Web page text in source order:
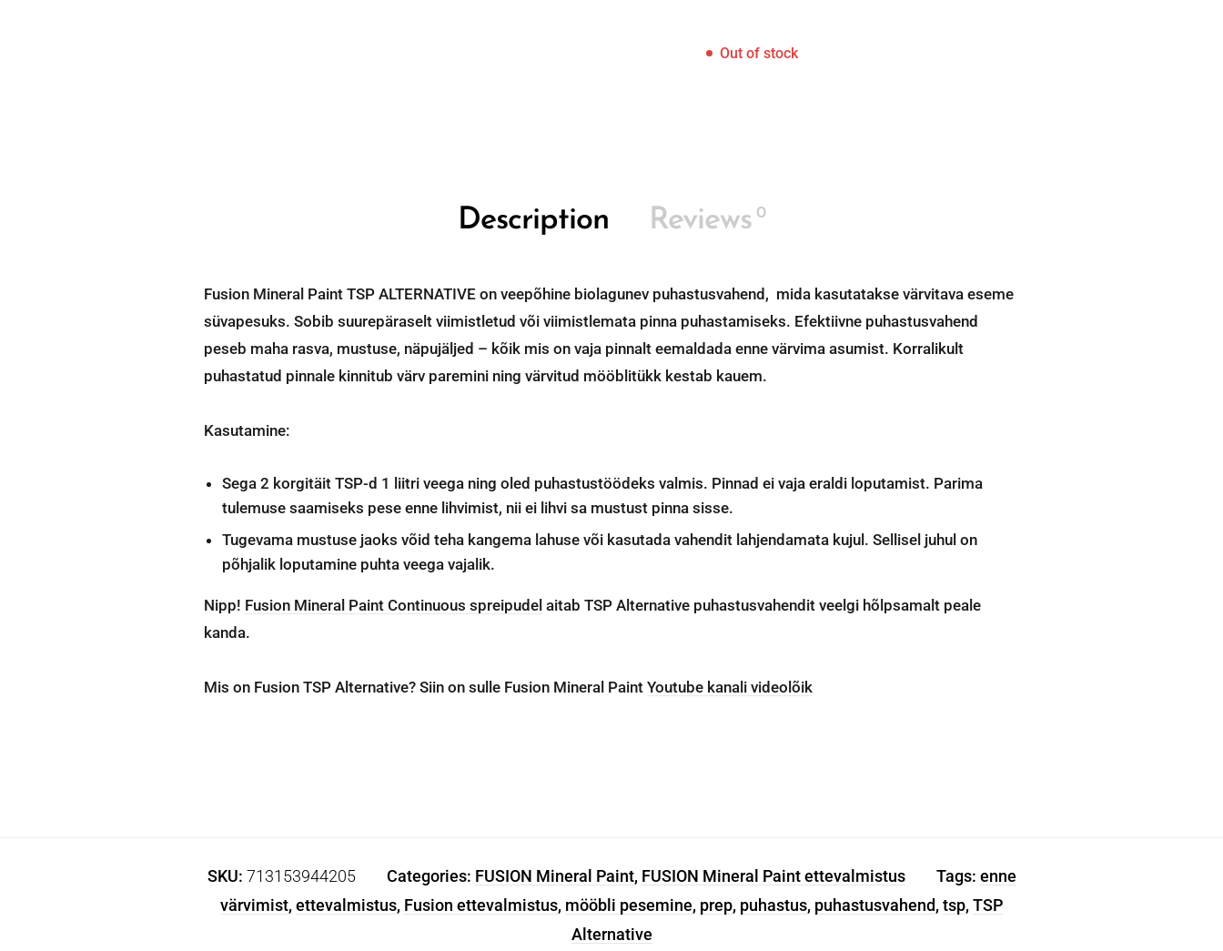
Out of stock
Description Reviews 0
Fusion Mineral Paint TSP ALTERNATIVE on veepõhine biolagunev puhastusvahend, mida kasutatakse värvitava eseme
süvapesuks. Sobib suurepäraselt viimistletud või viimistlemata pinna puhastamiseks. Efektiivne puhastusvahend
peseb maha rasva, mustuse, näpujäljed – kõik mis on vaja pinnalt eemaldada enne värvima asumist. Korralikult
puhastatud pinnale kinnitub värv paremini ning värvitud mööblitükk kestab kauem.
Kasutamine:
Sega 2 korgitäit TSP-d 1 liitri veega ning oled puhastustöödeks valmis. Pinnad ei vaja eraldi loputamist. Parima
tulemuse saamiseks pese enne lihvimist, nii ei lihvi sa mustust pinna sisse.
Tugevama mustuse jaoks võid teha kangema lahuse või kasutada vahendit lahjendamata kujul. Sellisel juhul on
põhjalik loputamine puhta veega vajalik.
Nipp! Fusion Mineral Paint Continuous spreipudel aitab TSP Alternative puhastusvahendit veelgi hõlpsamalt peale
kanda.
Mis on Fusion TSP Alternative? Siin on sulle Fusion Mineral Paint Youtube kanali videolõik
SKU: 713153944205 Categories: FUSION Mineral Paint, FUSION Mineral Paint ettevalmistus Tags: enne
värvimist, ettevalmistus, Fusion ettevalmistus, mööbli pesemine, prep, puhastus, puhastusvahend, tsp, TSP
Alternative